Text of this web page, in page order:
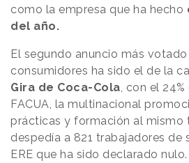
como la empresa que ha hecho
del año.
El segundo anuncio más
consumidores ha sido el de la
Gira de Coca-Cola , con el
FACUA, la multinacional
prácticas y formación al mismo
despedía a 821 trabajadores de
ERE que ha sido declarado